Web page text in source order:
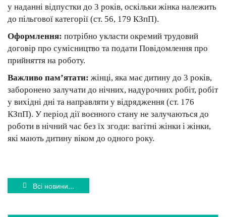
у наданні відпустки до 3 років, оскільки жінка належить
до пільгової категорії (ст. 56, 179 КЗпП).
Оформлення: потрібно укласти окремий трудовий
договір про сумісництво та подати Повідомлення про
прийняття на роботу.
Важливо пам’ятати: жінці, яка має дитину до 3 років,
заборонено залучати до нічних, надурочних робіт, робіт
у вихідні дні та направляти у відрядження (ст. 176
КЗпП). У період дії воєнного стану не залучаються до
роботи в нічний час без їх згоди: вагітні жінки і жінки,
які мають дитину віком до одного року.
Всі новини...